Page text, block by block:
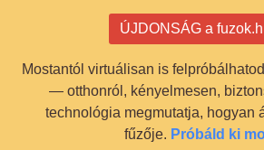
info@fuzok.hu
ÚJDONSÁG a
Mostantól virtuálisan is
— otthonról, kényelmesen,
technológia megmutatja, hogyan
fűzője. Próbáld ki